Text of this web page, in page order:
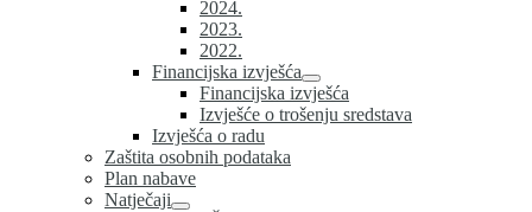
2024.
2023.
2022.
Financijska izvješća
Financijska izvješća
Izvješće o trošenju sredstava
Izvješća o radu
Zaštita osobnih podataka
Plan nabave
Natječaji